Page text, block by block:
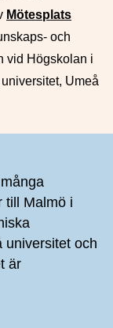
Mötesplats
och
vid Högskolan i
Umeå
Malmö i
universitet och
är